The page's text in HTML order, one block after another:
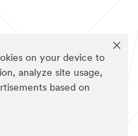
on your device to
analyze site usage,
based on